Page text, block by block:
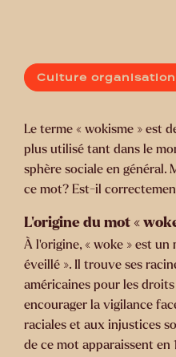
Culture
Le terme « wokisme » est
plus utilisé tant dans le
sphère sociale en général.
ce mot? Est-il
L’origine du mot «
À l’origine, « woke » est
éveillé ». Il trouve ses
américaines pour les
encourager la vigilance
raciales et aux injustices
de ce mot apparaissent en